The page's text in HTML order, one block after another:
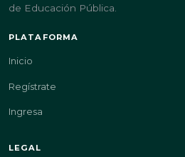
de Educación Pública.
PLATAFORMA
Inicio
Regístrate
Ingresa
LEGAL